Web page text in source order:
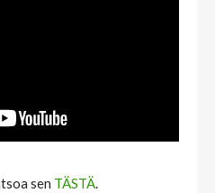
sen TÄSTÄ.